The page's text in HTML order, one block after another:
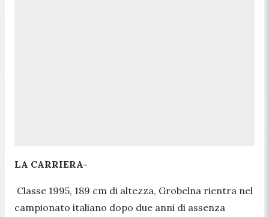
LA CARRIERA-
Classe 1995, 189 cm di altezza, Grobelna rientra nel
campionato italiano dopo due anni di assenza